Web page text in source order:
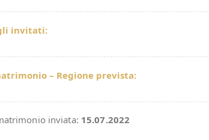
invitati:
– Regione prevista:
inviata: 15.07.2022